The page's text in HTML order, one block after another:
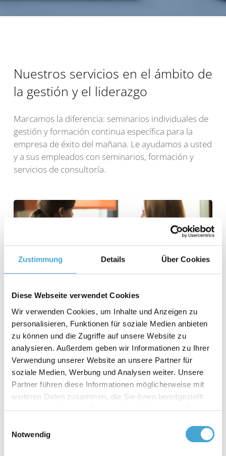
Zustimmung Details Über Cookies
Diese Webseite verwendet Cookies
Wir verwenden Cookies, um Inhalte und Anzeigen zu
personalisieren, Funktionen für soziale Medien anbieten
zu können und die Zugriffe auf unsere Website zu
analysieren. Außerdem geben wir Informationen zu Ihrer
Verwendung unserer Website an unsere Partner für
soziale Medien, Werbung und Analysen weiter. Unsere
Partner führen diese Informationen möglicherweise mit
weiteren Daten zusammen, die Sie ihnen bereitgestellt
Notwendig
Nuestros servicios en el ámbito de
la gestión y el liderazgo
Marcamos la diferencia: seminarios individuales de
gestión y formación continua específica para la
empresa de éxito del mañana. Le ayudamos a usted
y a sus empleados con seminarios, formación y
servicios de consultoría.
Burn Out - Gestión del estrés
Coaching de transformación